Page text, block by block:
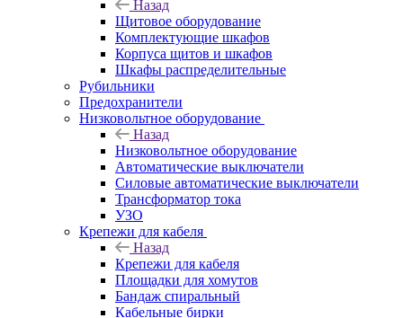
Назад
Щитовое оборудование
Комплектующие шкафов
Корпуса щитов и шкафов
Шкафы распределительные
Рубильники
Предохранители
Низковольтное оборудование
Назад
Низковольтное оборудование
Автоматические выключатели
Силовые автоматические выключатели
Трансформатор тока
УЗО
Крепежи для кабеля
Назад
Крепежи для кабеля
Площадки для хомутов
Бандаж спиральный
Кабельные бирки